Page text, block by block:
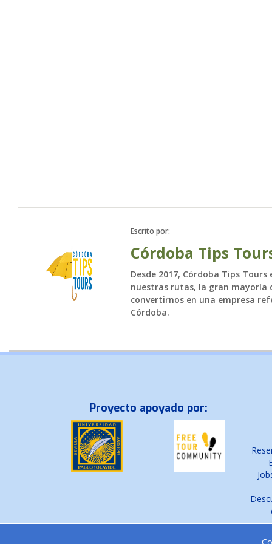
Toda
Escrito por:
Córdoba Tips
Desde 2017, Córdoba Tips
nuestras rutas, la gran mayoría
convertirnos en una empresa
Córdoba.
Proyecto apoyado por: